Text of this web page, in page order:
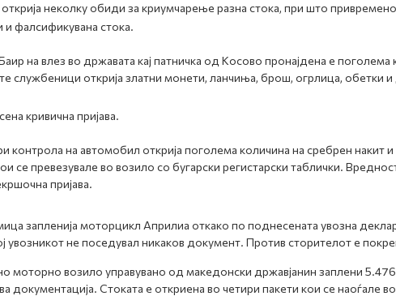
неколку обиди за криумчарење разна стока, при што
фалсификувана стока.
на влез во државата кај патничка од Косово пронајдена е поголема
службеници открија златни монети, ланчиња, брош, огрлица, обетки
кривична пријава.
на автомобил открија поголема количина на сребрен накит
се превезувале во возило со бугарски регистарски таблички.
пријава.
запленија моторцикл Априлиа откако по поднесената увозна
не поседувал никаков документ. Против сторителот е
моторно возило управувано од македонски државјанин заплени 5.476
документација. Стоката е откриена во четири пакети кои се наоѓале